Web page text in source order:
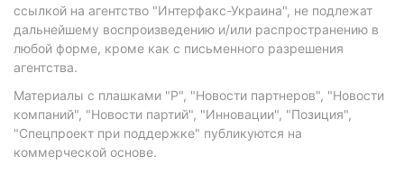
ссылкой на агентство "Интерфакс-Украина", не подлежат
дальнейшему воспроизведению и/или распространению в
любой форме, кроме как с письменного разрешения
агентства.
Материалы с плашками "Р", "Новости партнеров", "Новости
компаний", "Новости партий", "Инновации", "Позиция",
"Спецпроект при поддержке" публикуются на
коммерческой основе.